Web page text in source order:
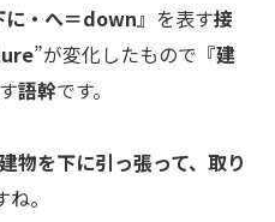
に・へ＝down』を表す接
”が変化したもので『建
語幹です。
建物を下に引っ張って、取り
。